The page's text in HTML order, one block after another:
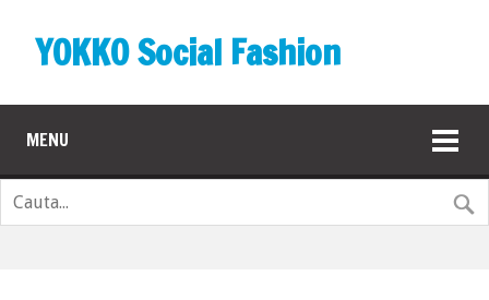
YOKKO Social Fashion
MENU